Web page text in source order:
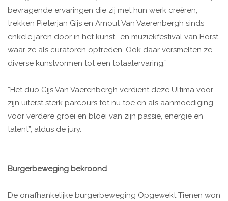
bevragende ervaringen die zij met hun werk creëren,
trekken Pieterjan Gijs en Arnout Van Vaerenbergh sinds
enkele jaren door in het kunst- en muziekfestival van Horst,
waar ze als curatoren optreden. Ook daar versmelten ze
diverse kunstvormen tot een totaalervaring.”
“Het duo Gijs Van Vaerenbergh verdient deze Ultima voor
zijn uiterst sterk parcours tot nu toe en als aanmoediging
voor verdere groei en bloei van zijn passie, energie en
talent”, aldus de jury.
Burgerbeweging bekroond
De onafhankelijke burgerbeweging Opgewekt Tienen won